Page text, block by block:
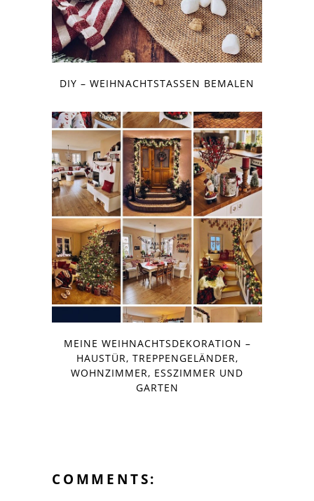
DIY – WEIHNACHTSTASSEN BEMALEN
MEINE WEIHNACHTSDEKORATION –
HAUSTÜR, TREPPENGELÄNDER,
WOHNZIMMER, ESSZIMMER UND
GARTEN
COMMENTS: